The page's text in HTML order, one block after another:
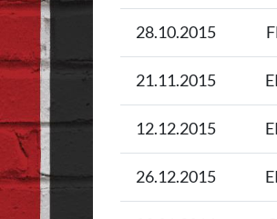
28.10.2015
21.11.2015
12.12.2015
26.12.2015